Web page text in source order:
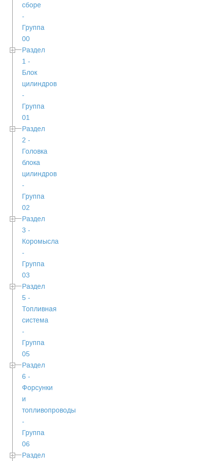
сборе
-
Группа
00
Раздел
1 -
Блок
цилиндров
-
Группа
01
Раздел
2 -
Головка
блока
цилиндров
-
Группа
02
Раздел
3 -
Коромысла
-
Группа
03
Раздел
5 -
Топливная
система
-
Группа
05
Раздел
6 -
Форсунки
и
топливопроводы
-
Группа
06
Раздел